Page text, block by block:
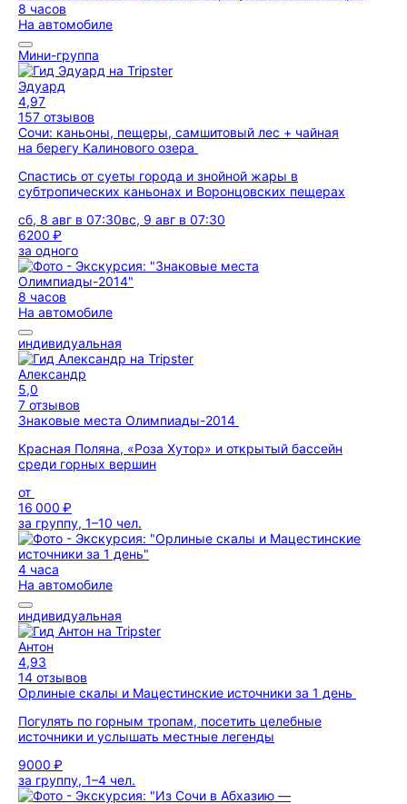
8 часов
На автомобиле
Мини-группа
Эдуард
4,97
157 отзывов
Сочи: каньоны, пещеры, самшитовый лес + чайная
на берегу Калинового озера
Спастись от суеты города и знойной жары в
субтропических каньонах и Воронцовских пещерах
сб, 8 авг в 07:30вс, 9 авг в 07:30
6200 ₽
за одного
8 часов
На автомобиле
индивидуальная
Александр
5,0
7 отзывов
Знаковые места Олимпиады-2014
Красная Поляна, «Роза Хутор» и открытый бассейн
среди горных вершин
от
16 000 ₽
за группу, 1–10 чел.
4 часа
На автомобиле
индивидуальная
Антон
4,93
14 отзывов
Орлиные скалы и Мацестинские источники за 1 день
Погулять по горным тропам, посетить целебные
источники и услышать местные легенды
9000 ₽
за группу, 1–4 чел.